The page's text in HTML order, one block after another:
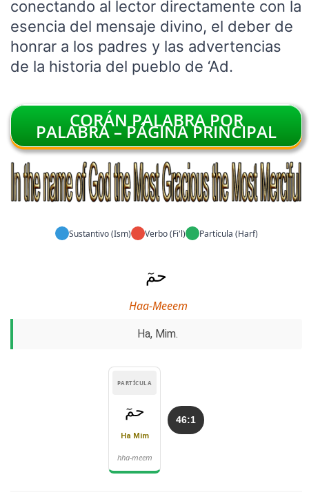
conectando al lector directamente con la
esencia del mensaje divino, el deber de
honrar a los padres y las advertencias
de la historia del pueblo de ‘Ad.
CORÁN PALABRA POR
PALABRA – PÁGINA PRINCIPAL
Sustantivo (Ism) Verbo (Fi'l) Partícula (Harf)
حمٓ
Haa-Meeem
Ha, Mim.
46:1
PARTÍCULA
حمٓ
Ha Mim
hha-meem